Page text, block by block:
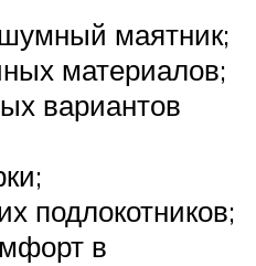
маятник;
материалов;
вариантов
подлокотников;
в